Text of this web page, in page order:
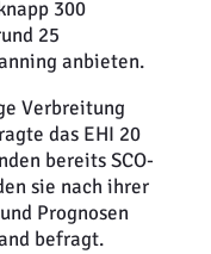
300
25
anbieten.
Verbreitung
das EHI 20
bereits SCO-
sie nach ihrer
Prognosen
befragt.